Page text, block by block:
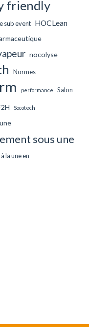
friendly
sub event HOCLean
nocolyse
Normes
performance Salon
Socotech
sous une
la une en